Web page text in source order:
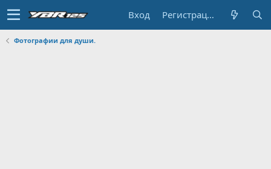
Вход Регистрация
Фотографии для души.